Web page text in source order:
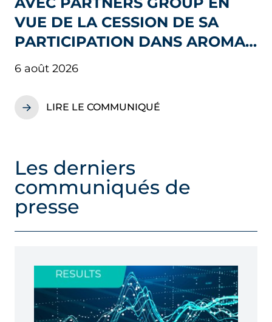
VUE DE LA CESSION DE SA
PARTICIPATION DANS AROMA-
ZONE ET DE SON
CÔTÉS
6 août 2026
LIRE LE COMMUNIQUÉ
Les derniers
communiqués de
presse